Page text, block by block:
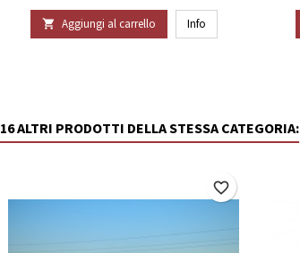
 Aggiungi al carrello Info
16 ALTRI PRODOTTI DELLA STESSA CATEGORIA:
favorite_border